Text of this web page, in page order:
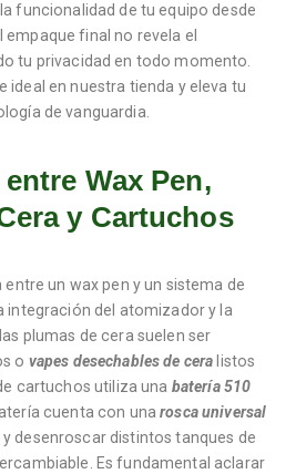
funcionalidad de tu equipo desde
final no revela el
tu privacidad en todo momento.
ideal en nuestra tienda y eleva tu
de vanguardia.
Wax Pen,
y Cartuchos
entre un wax pen y un sistema de
integración del atomizador y la
plumas de cera suelen ser
o vapes desechables de cera listos
cartuchos utiliza una batería 510
cuenta con unarosca universal
desenroscar distintos tanques de
Es fundamental aclarar